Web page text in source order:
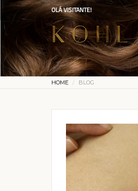
OLÁ VISITANTE!
HOME BLOG